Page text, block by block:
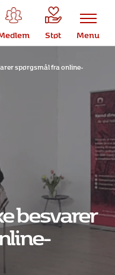
Støt Menu
spørgsmål fra online-
besvarer